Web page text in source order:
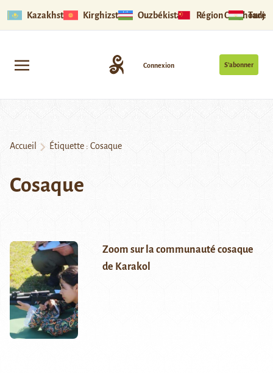
Kazakhstan Kirghizstan Ouzbékistan Région Ouïghoure
S’abonner
Connexion
Accueil Étiquette : Cosaque
Cosaque
Zoom sur la communauté cosaque
de Karakol